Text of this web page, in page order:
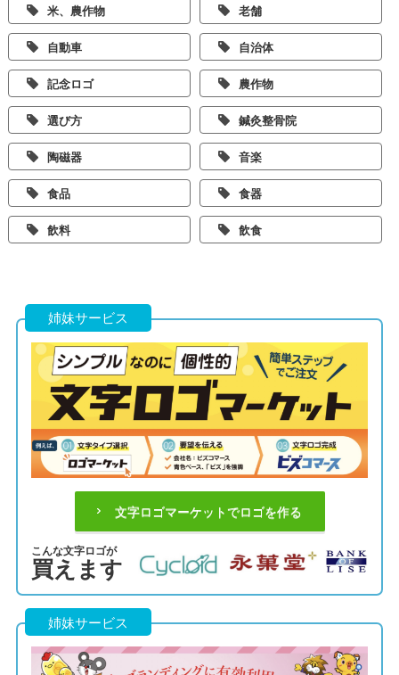
米、農作物 老舗
自動車 自治体
記念ロゴ 農作物
選び方 鍼灸整骨院
陶磁器 音楽
食品 食器
飲料 飲食
姉妹サービス
文字ロゴマーケットでロゴを作る
こんな文字ロゴが
買えます
姉妹サービス